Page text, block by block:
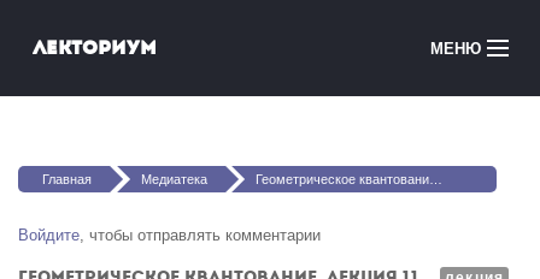
Лекториум МЕНЮ
Медиатека
Вы здесь
Главная Медиатека Геометрическое квантование. Лекция 11
Войдите, чтобы отправлять комментарии